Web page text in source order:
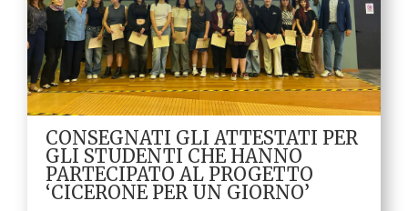
CONSEGNATI GLI ATTESTATI PER
GLI STUDENTI CHE HANNO
PARTECIPATO AL PROGETTO
‘CICERONE PER UN GIORNO’